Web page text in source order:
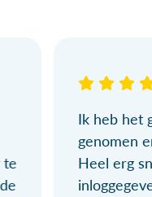
te
Ik heb het
genomen
Heel erg